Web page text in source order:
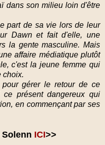
dans son milieu loin d'être
part de sa vie lors de leur
Dawn et fait d'elle, une
la gente masculine. Mais
affaire médiatique plutôt
c'est la jeune femme qui
choix.
pour gérer le retour de ce
présent dangereux qui
en commençant par ses
ICI>>